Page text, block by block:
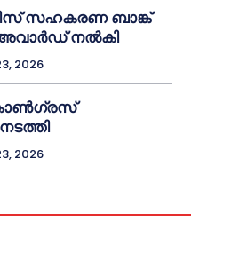
സഹകരണ ബാങ്ക്
നൽകി
2026
2026